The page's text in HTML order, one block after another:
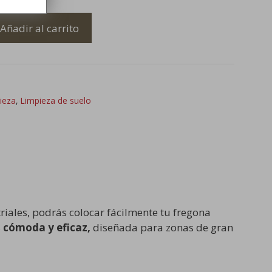
Añadir al carrito
, Limpieza de suelo
podrás colocar fácilmente tu fregona
cómoda y eficaz, diseñada para zonas de gran